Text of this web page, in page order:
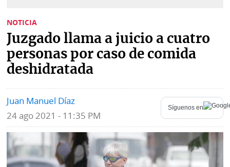
Judiciales
Política
Economía
Deportes
Tecnología
K
Vivir+
Opinión
Blogs
Fotografías
Videos
NOTICIA
Juzgado llama a juicio a cuatro
personas por caso de comida
deshidratada
Juan Manuel Díaz
24 ago 2021 - 11:35 PM
Síguenos en